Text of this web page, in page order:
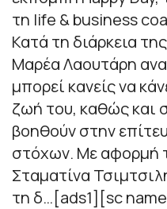
τη life & business
Κατά τη διάρκεια
Μαρέα Λαουτάρη
μπορεί κανείς να
ζωή του, καθώς και
βοηθούν στην
στόχων. Με αφορμή
Σταματίνα
τη δ…[ads1][sc